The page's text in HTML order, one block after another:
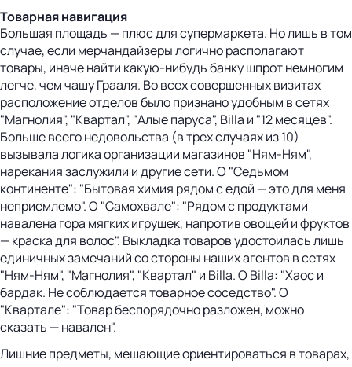
Товарная навигация
Большая площадь — плюс для супермаркета. Но лишь в том
случае, если мерчандайзеры логично располагают
товары, иначе найти какую-нибудь банку шпрот немногим
легче, чем чашу Грааля. Во всех совершенных визитах
расположение отделов было признано удобным в сетях
"Магнолия", "Квартал", "Алые паруса", Billa и "12 месяцев".
Больше всего недовольства (в трех случаях из 10)
вызывала логика организации магазинов "Ням-Ням",
нарекания заслужили и другие сети. О "Седьмом
континенте": "Бытовая химия рядом с едой — это для меня
неприемлемо". О "Самохвале": "Рядом с продуктами
навалена гора мягких игрушек, напротив овощей и фруктов
— краска для волос". Выкладка товаров удостоилась лишь
единичных замечаний со стороны наших агентов в сетях
"Ням-Ням", "Магнолия", "Квартал" и Billa. О Billa: "Хаос и
бардак. Не соблюдается товарное соседство". О
"Квартале": "Товар беспорядочно разложен, можно
сказать — навален".
Лишние предметы, мешающие ориентироваться в товарах,